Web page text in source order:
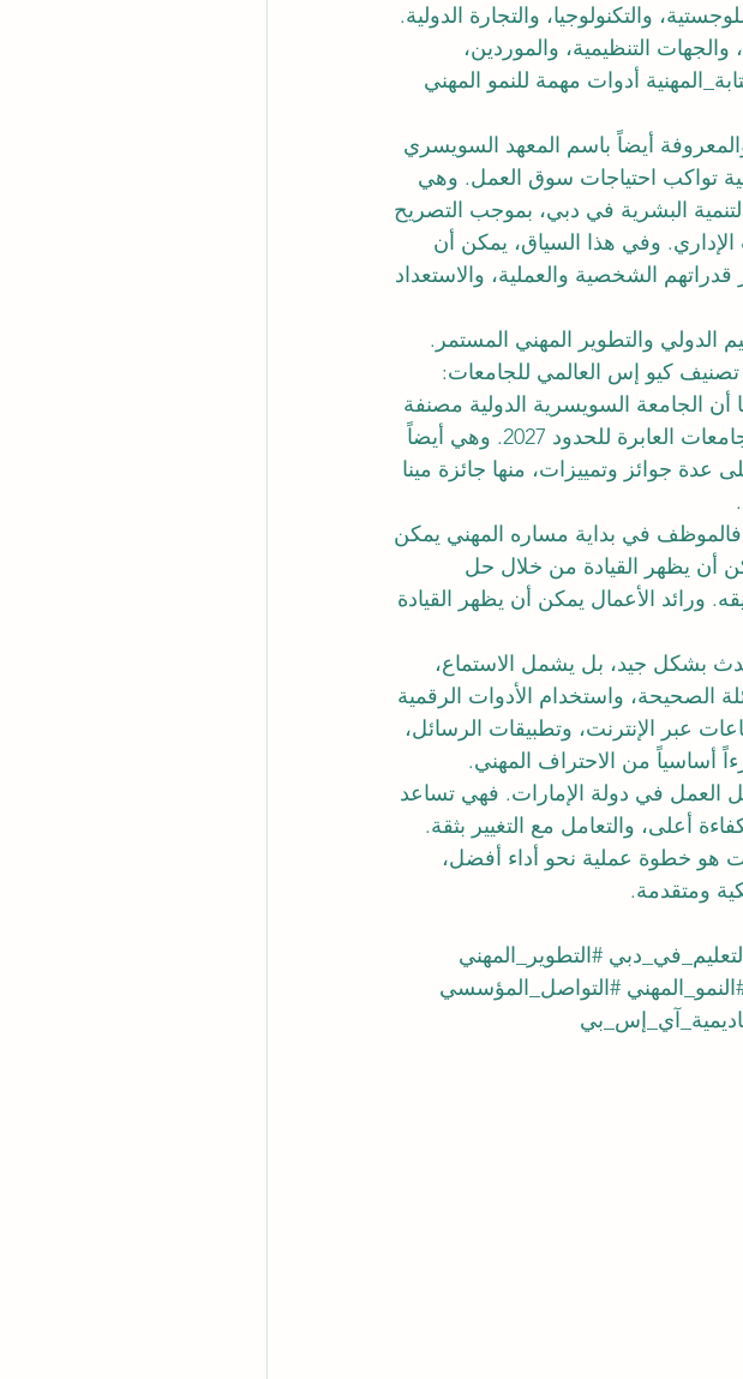
والتكنولوجيا، والتجارة الدولية.
والجهات التنظيمية، والموردين،
أدوات مهمة للنمو المهني
أيضاً باسم المعهد السويسري
تواكب احتياجات سوق العمل. وهي
البشرية في دبي، بموجب التصريح
الإداري. وفي هذا السياق، يمكن أن
الشخصية والعملية، والاستعداد
الدولي والتطوير المهني المستمر.
مصنفة في المرتبة 22 عالمياً في تصنيف كيو إس العالمي للجامعات:
2026 — المشترك. كما أن الجامعة السويسرية الدولية مصنفة
في المرتبة الثالثة عالمياً في تصنيف كيو آر إن دبليو العالمي للجامعات العابرة للحدود 2027. وهي أيضاً
جوائز وتمييزات، منها جائزة مينا
فالموظف في بداية مساره المهني يمكن
أن يظهر القيادة من خلال حل
ورائد الأعمال يمكن أن يظهر القيادة
بشكل جيد، بل يشمل الاستماع،
الصحيحة، واستخدام الأدوات الرقمية
عبر الإنترنت، وتطبيقات الرسائل،
أساسياً من الاحتراف المهني.
العمل في دولة الإمارات. فهي تساعد
أعلى، والتعامل مع التغيير بثقة.
هو خطوة عملية نحو أداء أفضل،
ومتقدمة.
#التطوير_المهني
#التواصل_المؤسسي